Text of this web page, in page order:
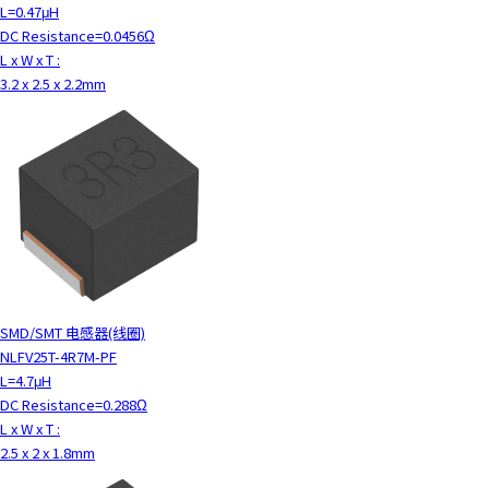
L=0.47μH
DC Resistance=0.0456Ω
L x W x T :
3.2 x 2.5 x 2.2mm
SMD/SMT 电感器(线圈)
NLFV25T-4R7M-PF
L=4.7μH
DC Resistance=0.288Ω
L x W x T :
2.5 x 2 x 1.8mm